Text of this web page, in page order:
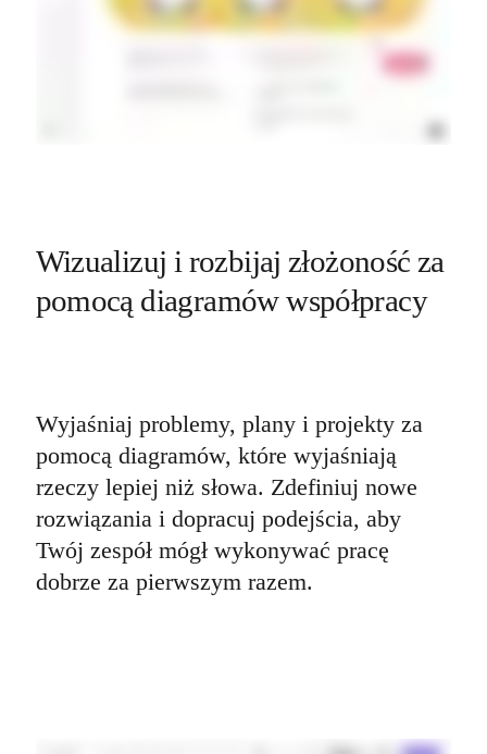
Wizualizuj i rozbijaj złożoność za
pomocą diagramów współpracy
Wyjaśniaj problemy, plany i projekty za
pomocą diagramów, które wyjaśniają
rzeczy lepiej niż słowa. Zdefiniuj nowe
rozwiązania i dopracuj podejścia, aby
Twój zespół mógł wykonywać pracę
dobrze za pierwszym razem.